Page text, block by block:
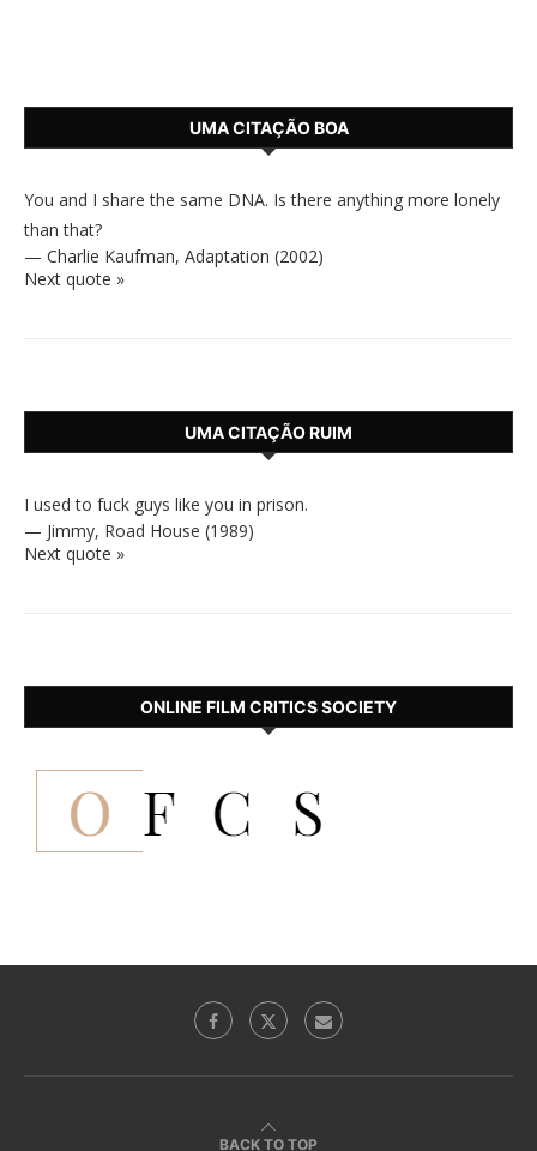
UMA CITAÇÃO BOA
You and I share the same DNA. Is there anything more lonely
than that?
— Charlie Kaufman, Adaptation (2002)
Next quote »
UMA CITAÇÃO RUIM
I used to fuck guys like you in prison.
— Jimmy, Road House (1989)
Next quote »
ONLINE FILM CRITICS SOCIETY
BACK TO TOP